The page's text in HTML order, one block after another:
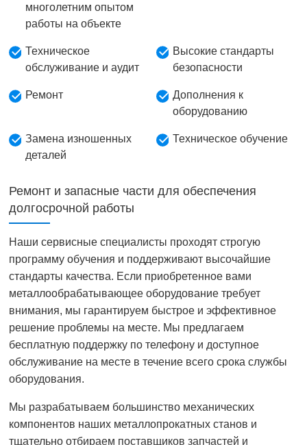
многолетним опытом
работы на объекте
Техническое
обслуживание и аудит
Высокие стандарты
безопасности
Ремонт
Дополнения к
оборудованию
Замена изношенных
деталей
Техническое обучение
Ремонт и запасные части для обеспечения
долгосрочной работы
Наши сервисные специалисты проходят строгую
программу обучения и поддерживают высочайшие
стандарты качества. Если приобретенное вами
металлообрабатывающее оборудование требует
внимания, мы гарантируем быстрое и эффективное
решение проблемы на месте. Мы предлагаем
бесплатную поддержку по телефону и доступное
обслуживание на месте в течение всего срока службы
оборудования.
Мы разрабатываем большинство механических
компонентов наших металлопрокатных станов и
тщательно отбираем поставщиков запчастей и